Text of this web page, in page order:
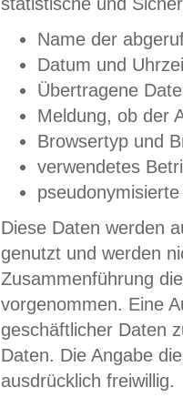
Name der
Datum und
Übertragene
Meldung, ob der
Browsertyp und
verwendetes
Diese Daten werden
genutzt und werden
Zusammenführung
vorgenommen. Eine
geschäftlicher Daten
Daten. Die Angabe
ausdrücklich freiwillig.